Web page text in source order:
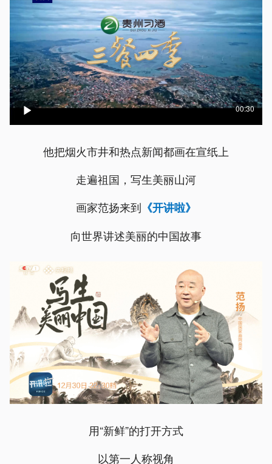
00:30
他把烟火市井和热点新闻都画在宣纸上
走遍祖国，写生美丽山河
画家范扬来到 《开讲啦》
向世界讲述美丽的中国故事
用“新鲜”的打开方式
以第一人称视角